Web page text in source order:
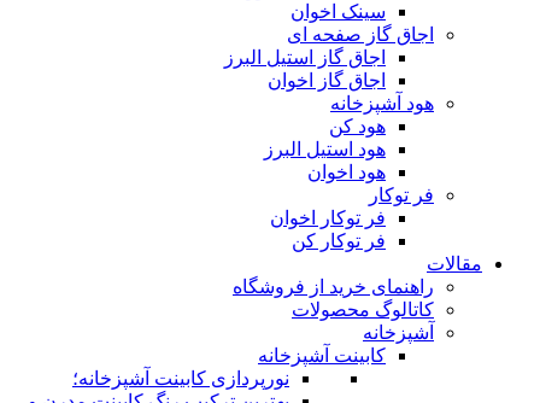
سینک اخوان
اجاق گاز صفحه ای
اجاق گاز استیل البرز
اجاق گاز اخوان
هود آشپزخانه
هود کن
هود استیل البرز
هود اخوان
فر توکار
فر توکار اخوان
فر توکار کن
مقالات
راهنمای خرید از فروشگاه
کاتالوگ محصولات
آشپزخانه
کابینت آشپزخانه
نورپردازی کابینت آشپزخانه؛